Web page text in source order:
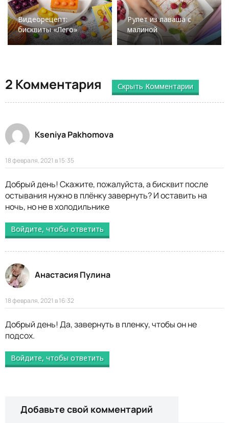
Видеорецепт:
бисквиты «Лего»
Рулет из лаваша с
малиной
2 Комментария Скрыть Комментарии
Kseniya Pakhomova
18 февраля, 2021 в 15:35
Добрый день! Скажите, пожалуйста, а бисквит после
остывания нужно в плёнку завернуть? И оставить на
ночь, но не в холодильнике
Войдите, чтобы ответить
Анастасия Пулина
18 февраля, 2021 в 16:32
Добрый день! Да, завернуть в пленку, чтобы он не
подсох.
Войдите, чтобы ответить
Добавьте свой комментарий